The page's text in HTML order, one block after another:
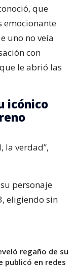
que
emocionante
uno no veía
con
le abrió las
icónico
la verdad”,
personaje
eligiendo sin
regaño de su
publicó en redes